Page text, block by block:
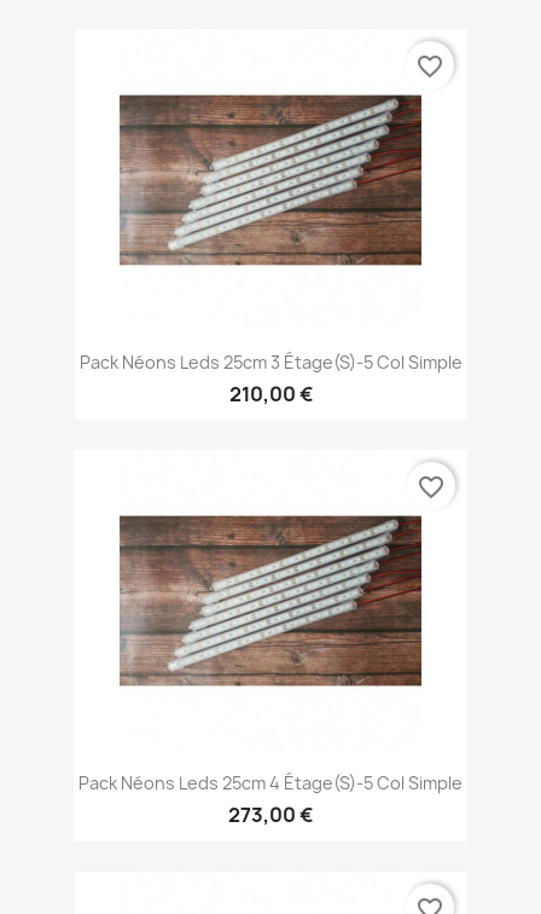
Pack Néons Leds 25cm 3 Étage(s)-5 Col Simple
210,00 €
favorite_border
Pack Néons Leds 25cm 4 Étage(s)-5 Col Simple
273,00 €
favorite_border